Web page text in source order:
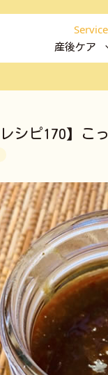
Service
産後ケア
レシピ170】